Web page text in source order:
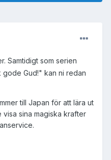
Samtidigt som serien
gode Gud!" kan ni redan
till Japan för att lära ut
sina magiska krafter